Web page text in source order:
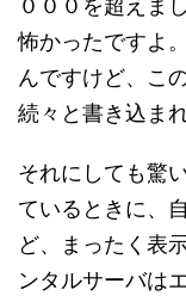
怖かったですよ
んですけど、こ
続々と書き込まれ
それにしても驚
ているときに、
ど、まったく表
ンタルサーバは